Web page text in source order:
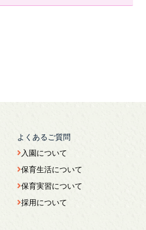
よくあるご質問
入園について
保育生活について
保育実習について
採用について